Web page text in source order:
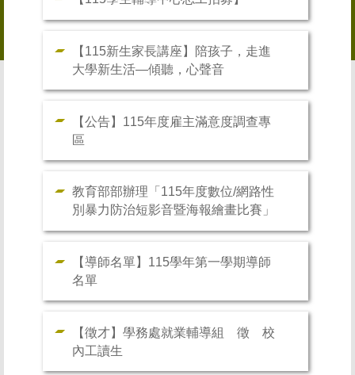
各項會議Meetings
學生手冊Student handbook
個人資料保護專區Personal data protection
【115新生家長講座】陪孩子，走進
大學新生活—傾聽，心聲音
【公告】115年度雇主滿意度調查專
區
教育部部辦理「115年度數位/網路性
別暴力防治短影音暨海報繪畫比賽」
【導師名單】115學年第一學期導師
名單
【徵才】學務處就業輔導組 徵 校
內工讀生